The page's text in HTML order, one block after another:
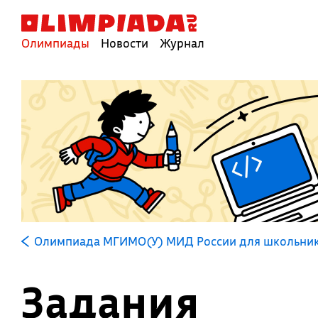
Олимпиады Новости Журнал
Олимпиада МГИМО(У) МИД России для
Задания